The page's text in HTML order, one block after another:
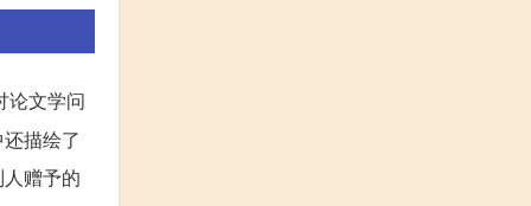
论文学问
描绘了
赠予的